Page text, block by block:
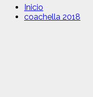
Inicio
coachella 2018